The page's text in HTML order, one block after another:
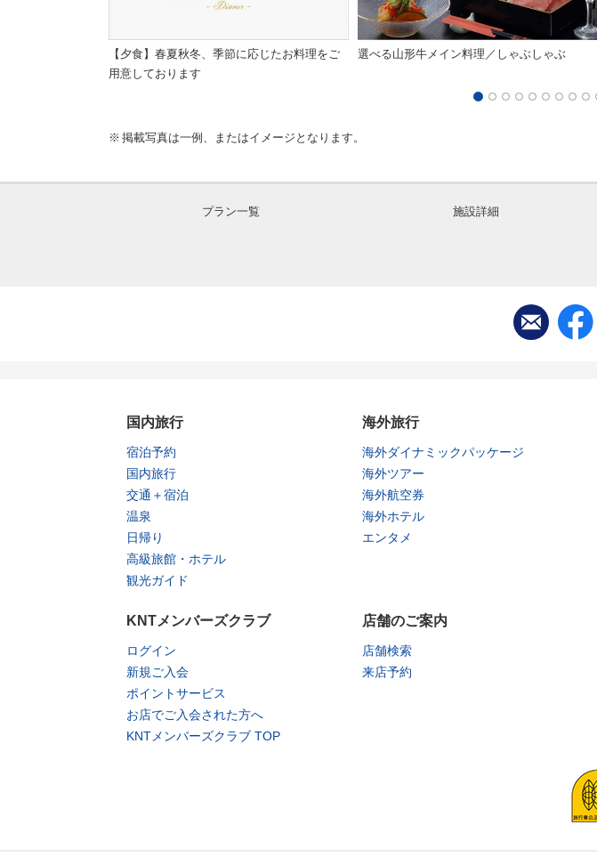
【夕食】春夏秋冬、季節に応じたお料理をご
用意しております
選べる山形牛メイン料理／しゃぶしゃぶ
掲載写真は一例、またはイメージとなります。
プラン一覧 施設詳細
国内旅行
宿泊予約
国内旅行
交通＋宿泊
温泉
日帰り
高級旅館・ホテル
観光ガイド
海外旅行
海外ダイナミックパッケージ
海外ツアー
海外航空券
海外ホテル
エンタメ
KNTメンバーズクラブ
ログイン
新規ご入会
ポイントサービス
お店でご入会された方へ
KNTメンバーズクラブ TOP
店舗のご案内
店舗検索
来店予約